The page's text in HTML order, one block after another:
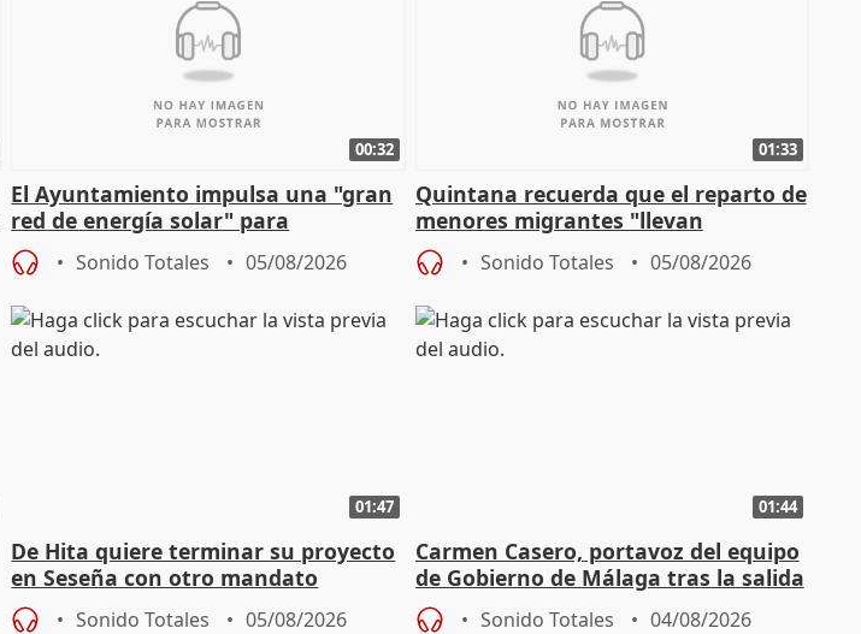
00:32
El Ayuntamiento impulsa una "gran
red de energía solar" para
autoconsumo
Sonido Totales 05/08/2026
01:33
Quintana recuerda que el reparto de
menores migrantes "llevan
aportación del Gobierno" central
Sonido Totales 05/08/2026
01:47
De Hita quiere terminar su proyecto
en Seseña con otro mandato
Sonido Totales 05/08/2026
01:44
Carmen Casero, portavoz del equipo
de Gobierno de Málaga tras la salida
de Pérez de Siles
Sonido Totales 04/08/2026